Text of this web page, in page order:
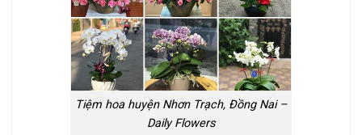
Tiệm hoa huyện Nhơn Trạch, Đồng Nai –
Daily Flowers